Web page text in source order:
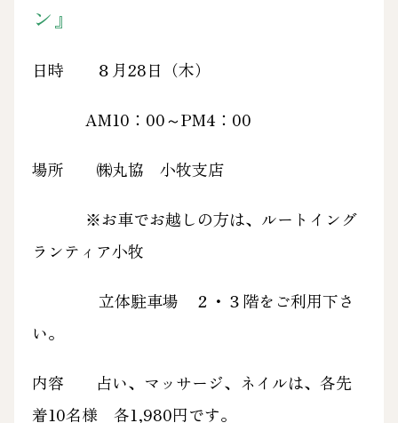
ン』
日時 ８月28日 （木）
AM10：00～PM4：00
場所 ㈱丸協 小牧支店
※お車でお越しの方は、ルートイング
ランティア小牧
立体駐車場 ２・３階をご利用下さ
い。
内容 占い、マッサージ、ネイルは、各先
着10名様 各1,980円です。